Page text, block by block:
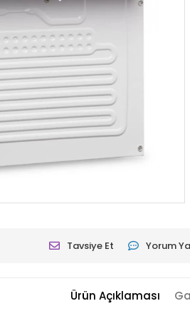
Tavsiye Et Yorum
Ürün Açıklaması